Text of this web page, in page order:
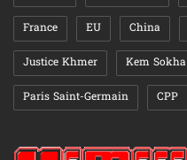
France EU China
Justice Khmer Kem Sokha
Paris Saint-Germain CPP